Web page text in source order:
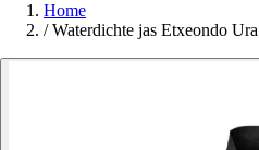
Home
/ Waterdichte jas Etxeondo Ura